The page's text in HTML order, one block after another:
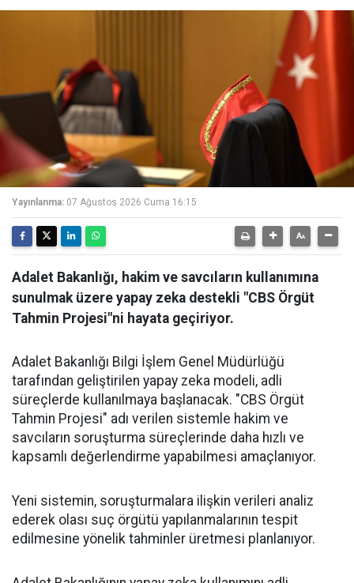
Yayınlanma: 07 Ağustos 2026 Cuma 16:15
Adalet Bakanlığı, hakim ve savcıların kullanımına
sunulmak üzere yapay zeka destekli "CBS Örgüt
Tahmin Projesi"ni hayata geçiriyor.
Adalet Bakanlığı Bilgi İşlem Genel Müdürlüğü
tarafından geliştirilen yapay zeka modeli, adli
süreçlerde kullanılmaya başlanacak. "CBS Örgüt
Tahmin Projesi" adı verilen sistemle hakim ve
savcıların soruşturma süreçlerinde daha hızlı ve
kapsamlı değerlendirme yapabilmesi amaçlanıyor.
Yeni sistemin, soruşturmalara ilişkin verileri analiz
ederek olası suç örgütü yapılanmalarının tespit
edilmesine yönelik tahminler üretmesi planlanıyor.